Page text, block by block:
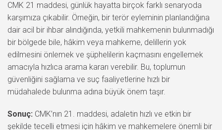
CMK 21 maddesi, günlük hayatta birçok farklı senaryoda
karşımıza çıkabilir. Örneğin, bir terör eyleminin planlandığına
dair acil bir ihbar alındığında, yetkili mahkemenin bulunmadığı
bir bölgede bile, hâkim veya mahkeme, delillerin yok
edilmesini önlemek ve şüphelilerin kaçmasını engellemek
amacıyla hızlıca arama kararı verebilir. Bu, toplumun
güvenliğini sağlama ve suç faaliyetlerine hızlı bir
müdahalede bulunma adına büyük önem taşır.
Sonuç: CMK’nın 21. maddesi, adaletin hızlı ve etkin bir
şekilde tecelli etmesi için hâkim ve mahkemelere önemli bir